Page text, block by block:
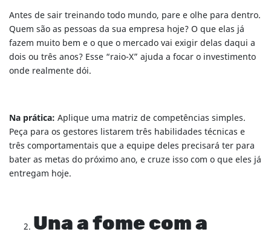
Antes de sair treinando todo mundo, pare e olhe para dentro.
Quem são as pessoas da sua empresa hoje? O que elas já
fazem muito bem e o que o mercado vai exigir delas daqui a
dois ou três anos? Esse “raio-X” ajuda a focar o investimento
onde realmente dói.
Na prática: Aplique uma matriz de competências simples.
Peça para os gestores listarem três habilidades técnicas e
três comportamentais que a equipe deles precisará ter para
bater as metas do próximo ano, e cruze isso com o que eles já
entregam hoje.
Una a fome com a